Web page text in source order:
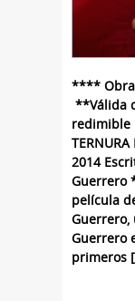
****
**Válida
redimible
2014
Guerrero
película
Guerrero,
Guerrero
primeros